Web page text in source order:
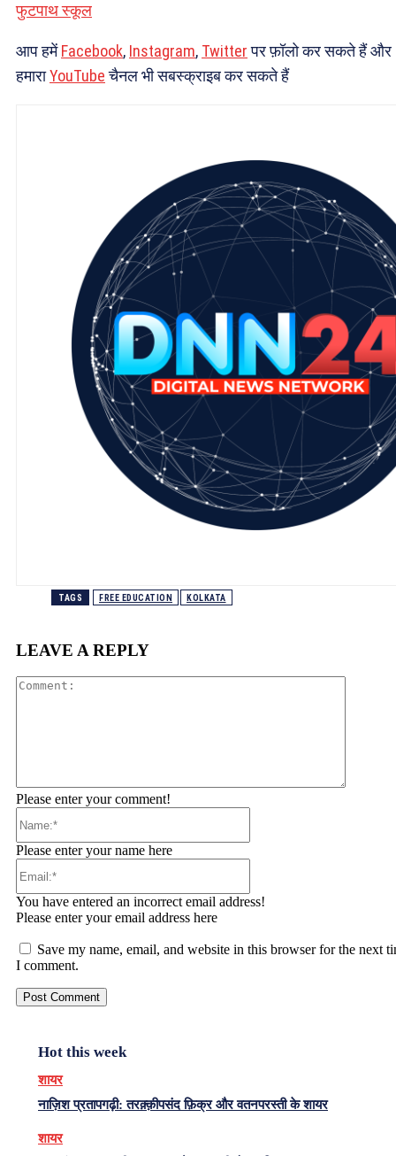
फुटपाथ स्कूल
आप हमेंFacebook, Instagram, Twitterपर फ़ॉलो कर सकते हैं और
हमाराYouTubeचैनल भी सबस्क्राइब कर सकते हैं
TAGS FREE EDUCATION KOLKATA
LEAVE A REPLY
Please enter your comment!
Please enter your name here
You have entered an incorrect email address!
Please enter your email address here
Save my name, email, and website in this browser for the next
I comment.
Hot this week
शायर
नाज़िश प्रतापगढ़ी: तरक़्क़ीपसंद फ़िक्र और वतनपरस्ती के शायर
शायर